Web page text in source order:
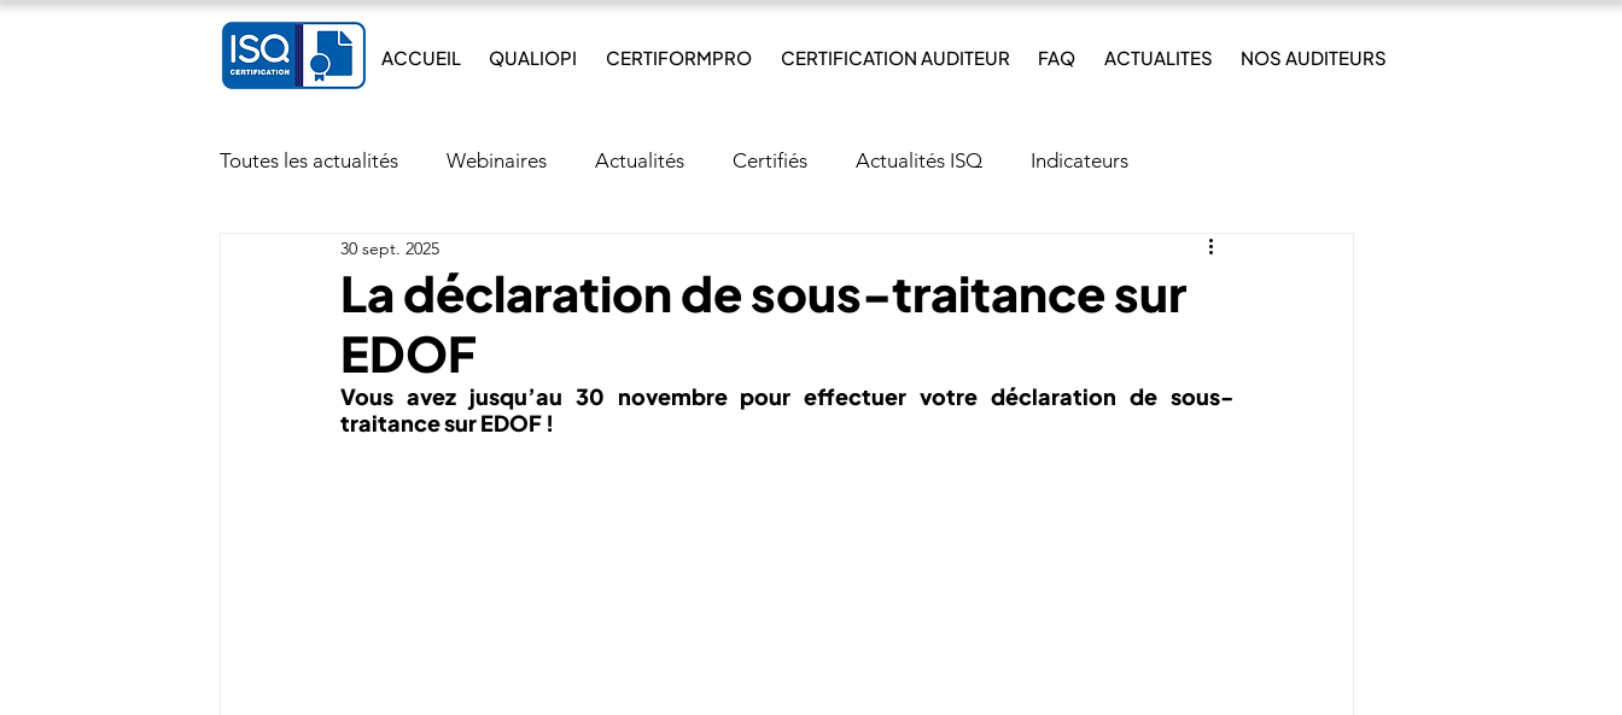
ACCUEIL QUALIOPI CERTIFORMPRO CERTIFICATION AUDITEUR FAQ ACTUALITES NOS AUDITEURS
Toutes les actualités Webinaires Actualités Certifiés Actualités ISQ Indicateurs
Actualité réglementaire
La déclaration de sous-traitance sur
EDOF
30 sept. 2025
Vous avez jusqu’au 30 novembre pour effectuer votre déclaration de sous-
traitance sur EDOF !